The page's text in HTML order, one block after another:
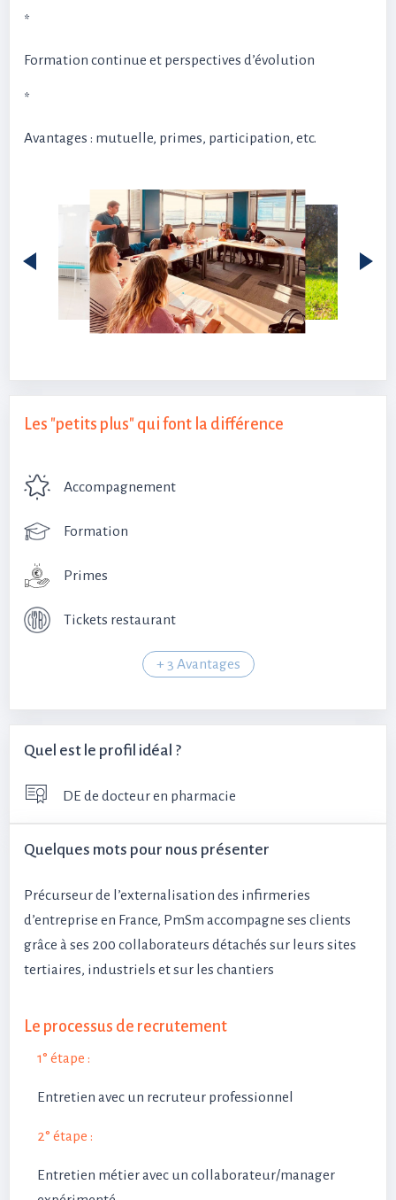
*
Formation continue et perspectives d’évolution
*
Avantages : mutuelle, primes, participation, etc.
Les "petits plus" qui font la différence
Accompagnement
Formation
Primes
Tickets restaurant
+ 3 Avantages
Quel est le profil idéal ?
DE de docteur en pharmacie
Quelques mots pour nous présenter
Précurseur de l’externalisation des infirmeries
d’entreprise en France, PmSm accompagne ses clients
grâce à ses 200 collaborateurs détachés sur leurs sites
tertiaires, industriels et sur les chantiers
Le processus de recrutement
1° étape :
Entretien avec un recruteur professionnel
2° étape :
Entretien métier avec un collaborateur/manager